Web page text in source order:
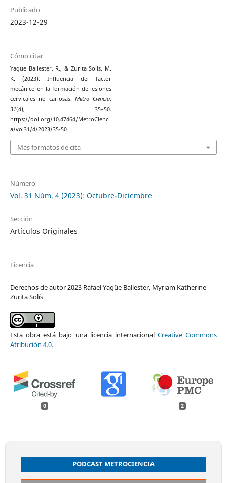
Publicado
2023-12-29
Cómo citar
Yagüe Ballester, R., & Zurita Solís, M.
K. (2023). Influencia del factor
mecánico en la formación de lesiones
cervicales no cariosas.Metro Ciencia,
31(4), 35–50.
https://doi.org/10.47464/MetroCienci
a/vol31/4/2023/35-50
Más formatos de cita
Número
Vol. 31 Núm. 4 (2023): Octubre-Diciembre
Sección
Artículos Originales
Licencia
Derechos de autor 2023 Rafael Yagüe Ballester, Myriam Katherine
Zurita Solís
Esta obra está bajo una licencia internacional Creative Commons
Atribución 4.0.
0 2
PODCAST METROCIENCIA